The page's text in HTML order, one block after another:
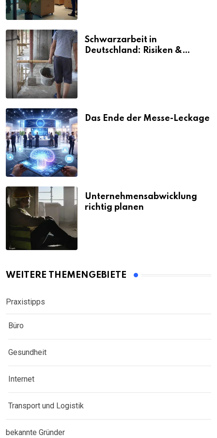
Schwarzarbeit in
Deutschland: Risiken &
Das Ende der Messe-Leckage
Unternehmensabwicklung
richtig planen
WEITERE THEMENGEBIETE
Praxistipps
Büro
Gesundheit
Internet
Transport und Logistik
bekannte Gründer